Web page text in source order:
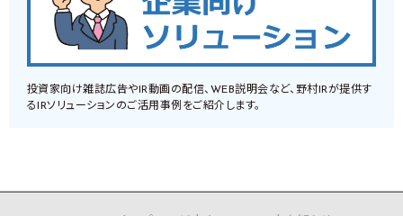
投資家向け雑誌広告やIR動画の配信、WEB説明会など、野村IRが提供す
るIRソリューションのご活用事例をご紹介します。